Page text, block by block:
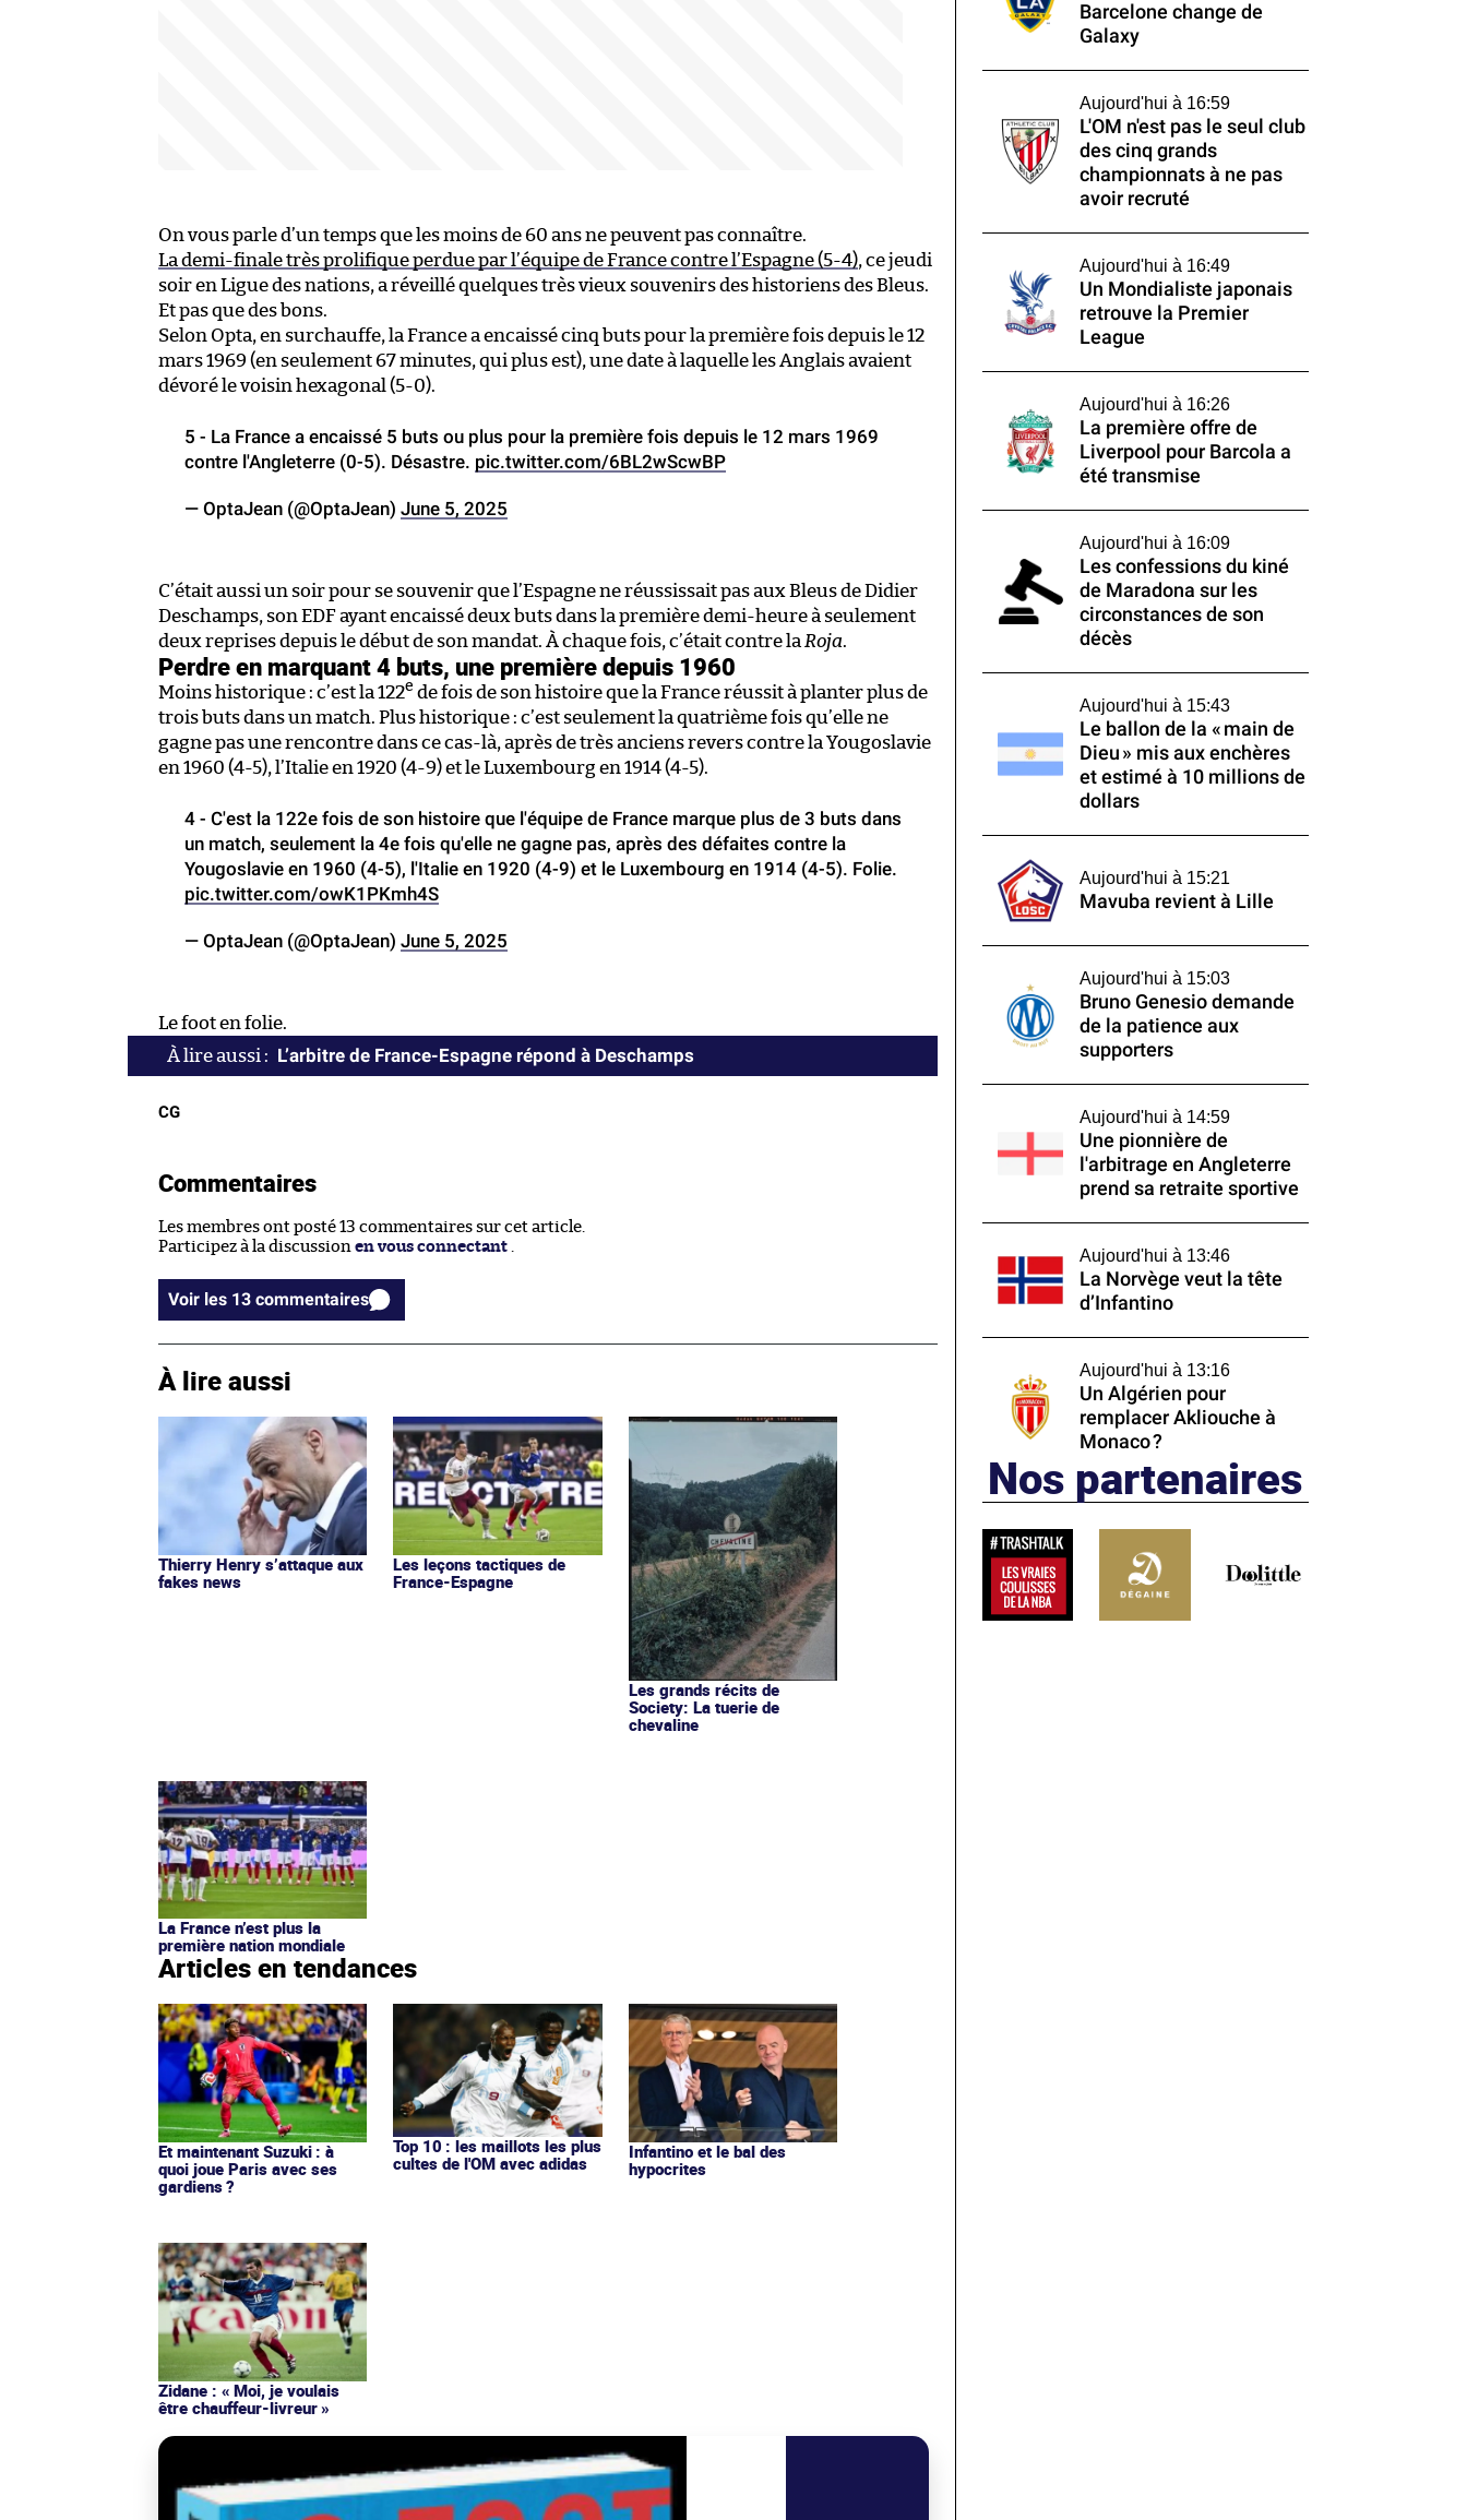
On vous parle d’un temps que les moins de 60 ans ne peuvent pas connaître.
La demi-finale très prolifique perdue par l’équipe de France contre l’Espagne (5-4), ce jeudi
soir en Ligue des nations, a réveillé quelques très vieux souvenirs des historiens des Bleus.
Et pas que des bons.
Selon Opta, en surchauffe, la France a encaissé cinq buts pour la première fois depuis le 12
mars 1969 (en seulement 67 minutes, qui plus est), une date à laquelle les Anglais avaient
dévoré le voisin hexagonal (5-0).
5 - La France a encaissé 5 buts ou plus pour la première fois depuis le 12 mars 1969
contre l'Angleterre (0-5). Désastre. pic.twitter.com/6BL2wScwBP
— OptaJean (@OptaJean) June 5, 2025
C’était aussi un soir pour se souvenir que l’Espagne ne réussissait pas aux Bleus de Didier
Deschamps, son EDF ayant encaissé deux buts dans la première demi-heure à seulement
deux reprises depuis le début de son mandat. À chaque fois, c’était contre la Roja.
Perdre en marquant 4 buts, une première depuis 1960
Moins historique : c’est la 122e de fois de son histoire que la France réussit à planter plus de
trois buts dans un match. Plus historique : c’est seulement la quatrième fois qu’elle ne
gagne pas une rencontre dans ce cas-là, après de très anciens revers contre la Yougoslavie
en 1960 (4-5), l’Italie en 1920 (4-9) et le Luxembourg en 1914 (4-5).
4 - C'est la 122e fois de son histoire que l'équipe de France marque plus de 3 buts dans
un match, seulement la 4e fois qu'elle ne gagne pas, après des défaites contre la
Yougoslavie en 1960 (4-5), l'Italie en 1920 (4-9) et le Luxembourg en 1914 (4-5). Folie.
pic.twitter.com/owK1PKmh4S
— OptaJean (@OptaJean) June 5, 2025
Le foot en folie.
L’arbitre de France-Espagne répond à Deschamps
CG
Commentaires
Les membres ont posté 13 commentaires sur cet article.
Participez à la discussion en vous connectant
Voir les 13 commentaires
À lire aussi
Thierry Henry s’attaque aux
fakes news
Les leçons tactiques de
France-Espagne
Les grands récits de
Society: La tuerie de
chevaline
La France n’est plus la
première nation mondiale
Articles en tendances
Et maintenant Suzuki : à
quoi joue Paris avec ses
gardiens ?
Top 10 : les maillots les plus
cultes de l'OM avec adidas
Infantino et le bal des
hypocrites
Zidane : « Moi, je voulais
être chauffeur-livreur »
Barcelone change de
Galaxy
Aujourd'hui à 16:59
L'OM n'est pas le seul club
des cinq grands
championnats à ne pas
avoir recruté
Aujourd'hui à 16:49
Un Mondialiste japonais
retrouve la Premier
League
Aujourd'hui à 16:26
La première offre de
Liverpool pour Barcola a
été transmise
Aujourd'hui à 16:09
Les confessions du kiné
de Maradona sur les
circonstances de son
décès
Aujourd'hui à 15:43
Le ballon de la « main de
Dieu » mis aux enchères
et estimé à 10 millions de
dollars
Aujourd'hui à 15:21
Mavuba revient à Lille
Aujourd'hui à 15:03
Bruno Genesio demande
de la patience aux
supporters
Aujourd'hui à 14:59
Une pionnière de
l'arbitrage en Angleterre
prend sa retraite sportive
Aujourd'hui à 13:46
La Norvège veut la tête
d’Infantino
Aujourd'hui à 13:16
Un Algérien pour
remplacer Akliouche à
Monaco ?
Nos partenaires